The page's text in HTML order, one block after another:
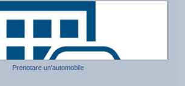
Prenotare un’automobile